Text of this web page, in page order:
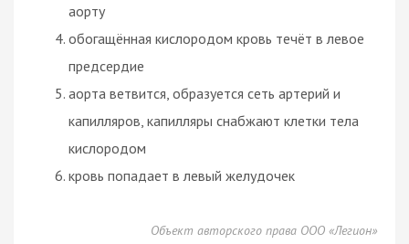
аорту
обогащённая кислородом кровь течёт в левое
предсердие
аорта ветвится, образуется сеть артерий и
капилляров, капилляры снабжают клетки тела
кислородом
кровь попадает в левый желудочек
Объект авторского права ООО «Легион»